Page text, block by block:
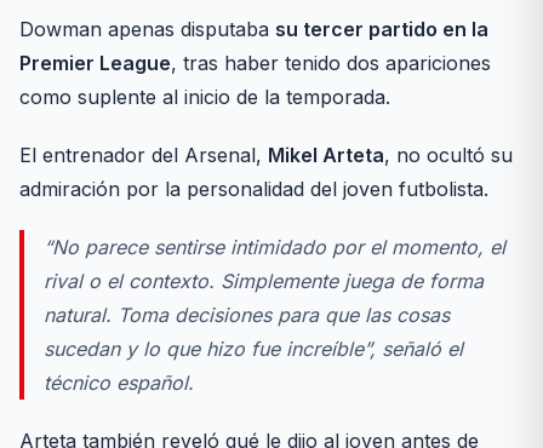
Dowman apenas disputaba su tercer partido en la
Premier League, tras haber tenido dos apariciones
como suplente al inicio de la temporada.
El entrenador del Arsenal, Mikel Arteta, no ocultó su
admiración por la personalidad del joven futbolista.
“No parece sentirse intimidado por el momento, el
rival o el contexto. Simplemente juega de forma
natural. Toma decisiones para que las cosas
sucedan y lo que hizo fue increíble”, señaló el
técnico español.
Arteta también reveló qué le dijo al joven antes de